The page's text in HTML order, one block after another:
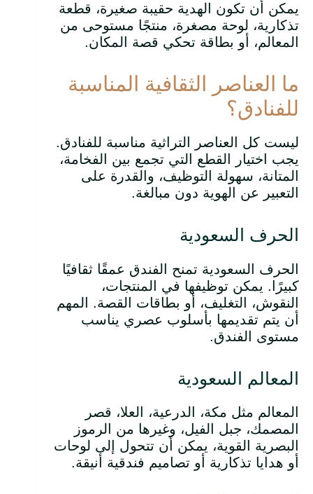
يمكن أن تكون الهدية حقيبة صغيرة، قطعة
تذكارية، لوحة مصغرة، منتجًا مستوحى من
المعالم، أو بطاقة تحكي قصة المكان.
ما العناصر الثقافية المناسبة
للفنادق؟
ليست كل العناصر التراثية مناسبة للفنادق.
يجب اختيار القطع التي تجمع بين الفخامة،
المتانة، سهولة التوظيف، والقدرة على
التعبير عن الهوية دون مبالغة.
الحرف السعودية
الحرف السعودية تمنح الفندق عمقًا ثقافيًا
كبيرًا. يمكن توظيفها في المنتجات،
النقوش، التغليف، أو بطاقات القصة. المهم
أن يتم تقديمها بأسلوب عصري يناسب
مستوى الفندق.
المعالم السعودية
المعالم مثل مكة، الدرعية، العلا، قصر
المصمك، جبل الفيل، وغيرها من الرموز
البصرية القوية، يمكن أن تتحول إلى لوحات
أو هدايا تذكارية أو تصاميم فندقية أنيقة.